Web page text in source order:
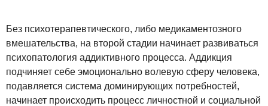
Без психотерапевтического, либо медикаментозного
вмешательства, на второй стадии начинает развиваться
психопатология аддиктивного процесса. Аддикция
подчиняет себе эмоционально волевую сферу человека,
подавляется система доминирующих потребностей,
начинает происходить процесс личностной и социальной